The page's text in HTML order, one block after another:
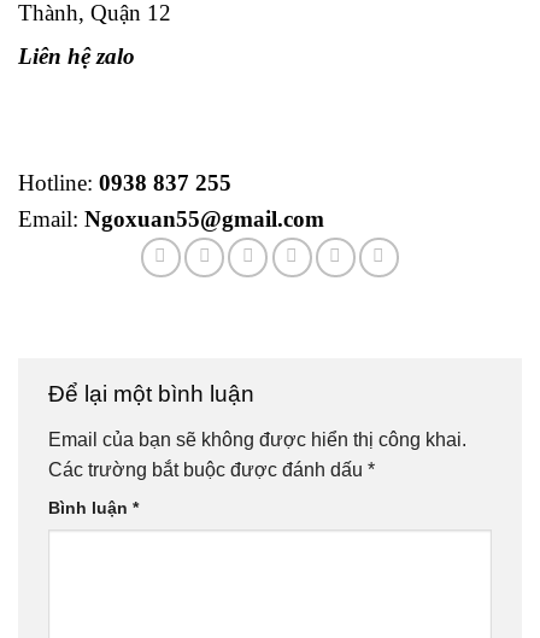
Thành, Quận 12
Liên hệ zalo
Hotline: 0938 837 255
Email: Ngoxuan55@gmail.com
Để lại một bình luận
Email của bạn sẽ không được hiển thị công khai.
Các trường bắt buộc được đánh dấu *
Bình luận *